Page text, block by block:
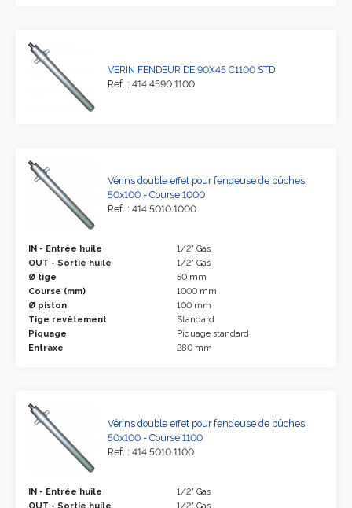
VERIN FENDEUR DE 90X45 C1100 STD
Ref. : 414.4590.1100
Vérins double effet pour fendeuse de bûches
50x100 - Course 1000
Ref. : 414.5010.1000
IN - Entrée huile
1/2" Gas
OUT - Sortie huile
1/2" Gas
Ø tige
50 mm
Course (mm)
1000 mm
Ø piston
100 mm
Tige revêtement
Standard
Piquage
Piquage standard
Entraxe
280 mm
Vérins double effet pour fendeuse de bûches
50x100 - Course 1100
Ref. : 414.5010.1100
IN - Entrée huile
1/2" Gas